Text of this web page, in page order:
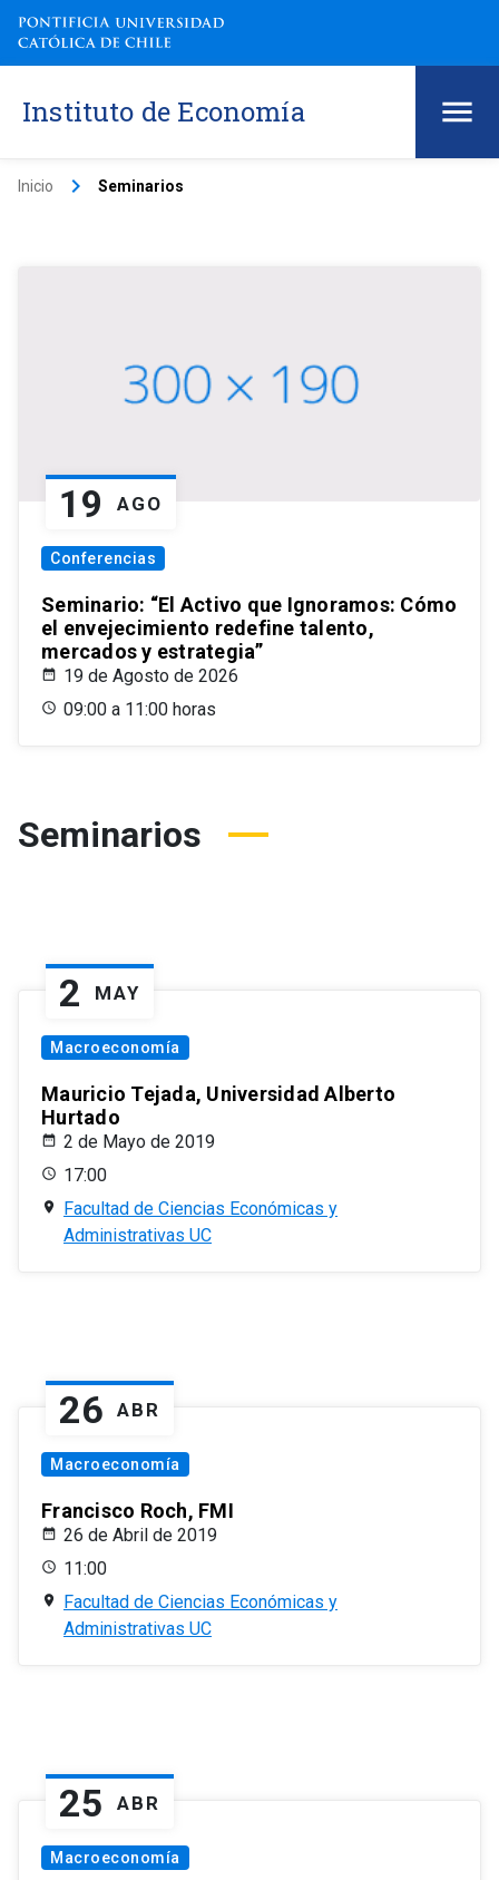
Instituto de Economía
Inicio keyboard_arrow_right Seminarios
19 AGO
Conferencias
Seminario: “El Activo que Ignoramos: Cómo
el envejecimiento redefine talento,
mercados y estrategia”
19 de Agosto de 2026
09:00 a 11:00 horas
Seminarios
2 MAY
Macroeconomía
Mauricio Tejada, Universidad Alberto
Hurtado
2 de Mayo de 2019
17:00
Facultad de Ciencias Económicas y
Administrativas UC
26 ABR
Macroeconomía
Francisco Roch, FMI
26 de Abril de 2019
11:00
Facultad de Ciencias Económicas y
Administrativas UC
25 ABR
Macroeconomía